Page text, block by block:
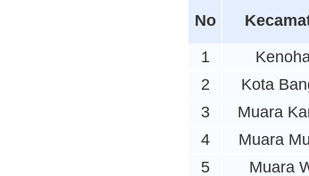
No
1
2
Kota
3
Muara
4
Muara
5
Muara